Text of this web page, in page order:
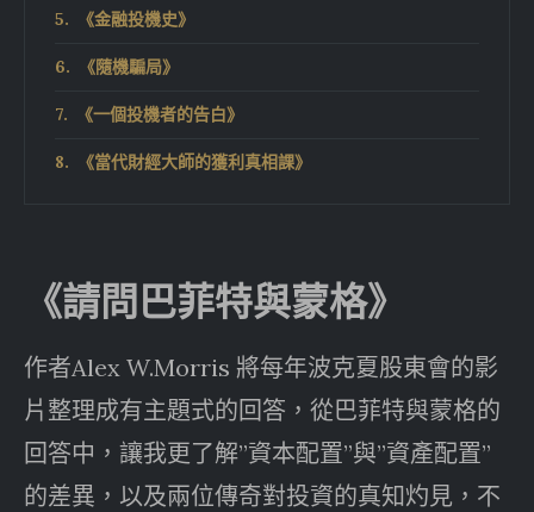
《金融投機史》
《隨機騙局》
《一個投機者的告白》
《當代財經大師的獲利真相課》
《請問巴菲特與蒙格》
作者Alex W.Morris 將每年波克夏股東會的影
片整理成有主題式的回答，從巴菲特與蒙格的
回答中，讓我更了解”資本配置”與”資產配置”
的差異，以及兩位傳奇對投資的真知灼見，不